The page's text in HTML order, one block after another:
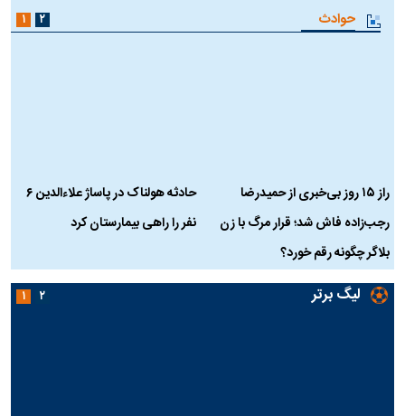
حوادث
راز ۱۵ روز بی‌خبری از حمیدرضا
رجب‌زاده فاش شد؛ قرار مرگ با زن
بلاگر چگونه رقم خورد؟
حادثه هولناک در پاساژ علاءالدین ۶
نفر را راهی بیمارستان کرد
۱ ۲
لیگ برتر ۱ ۲